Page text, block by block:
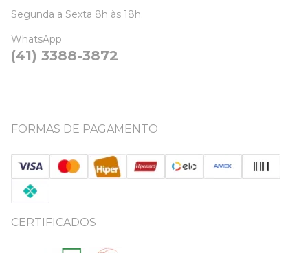
Segunda a Sexta 8h às 18h.
WhatsApp
(41) 3388-3872
FORMAS DE PAGAMENTO
CERTIFICADOS